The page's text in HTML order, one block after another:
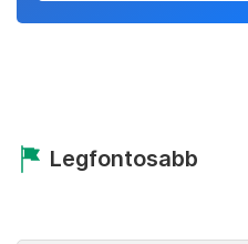
Legfontosabb